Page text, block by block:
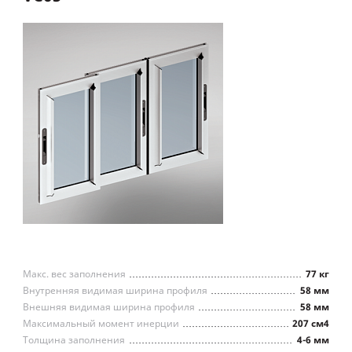
77 кг
Макс. вес заполнения
58 мм
Внутренняя видимая ширина профиля
58 мм
Внешняя видимая ширина профиля
207 см4
Максимальный момент инерции
4-6 мм
Толщина заполнения